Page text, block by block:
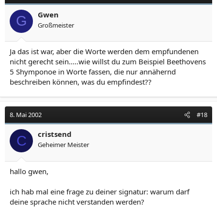
G Gwen
Großmeister
Ja das ist war, aber die Worte werden dem empfundenen
nicht gerecht sein.....wie willst du zum Beispiel Beethovens
5 Shymponoe in Worte fassen, die nur annähernd
beschreiben können, was du empfindest??
8. Mai 2002 #18
C cristsend
Geheimer Meister
hallo gwen,
ich hab mal eine frage zu deiner signatur: warum darf
deine sprache nicht verstanden werden?